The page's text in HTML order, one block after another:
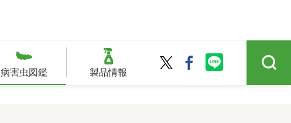
病害虫図鑑 製品情報